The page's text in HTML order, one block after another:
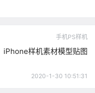
手机PS样机
iPhone样机素材模型贴图
2020-1-30 10:51:31